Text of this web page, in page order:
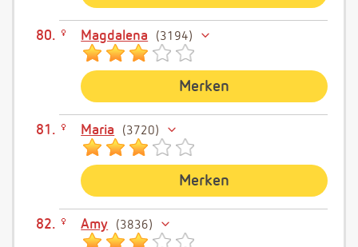
Magdalena 3194
Merken
Maria 3720
Merken
Amy 3836